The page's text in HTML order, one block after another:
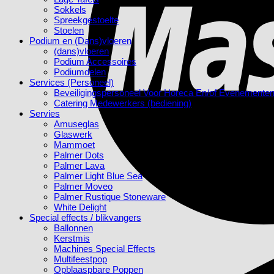
Sokkels
Spreekgestoelte
Stoelen
Podium en (Dans)vloeren
(dans)vloeren
Podium Accessoires
Podiumdelen
Services (Personeel)
Beveiligingspersoneel Voor Horeca En/of Evenementen
Catering Medewerkers (bediening)
Servies
Amuseglas
Glaswerk
Mammoet
Palmer Dots
Palmer Lava
Palmer Light Blue Sea
Palmer Moveo
Palmer Rustique Stoneware
White Delight
Special effects / blikvangers
Ballonnen
Kerstmis
Machines Special Effects
Multifeestpop
Opblaaspbare Poppen